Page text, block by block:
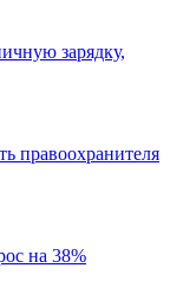
зарядку,
правоохранителя
на 38%